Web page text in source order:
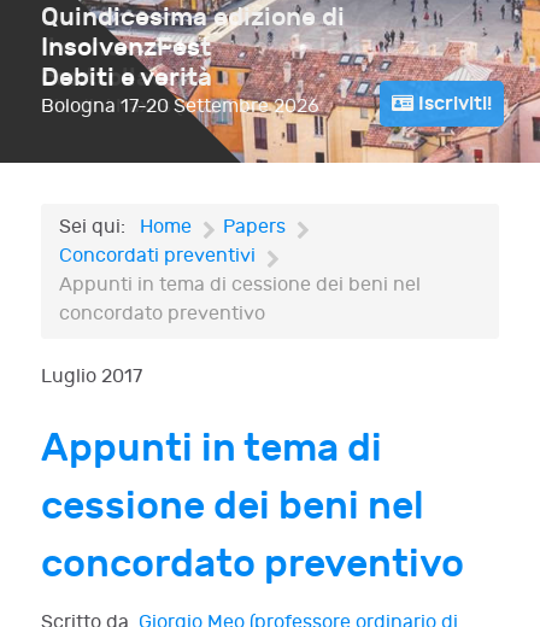
Il concordato minore e la liquidazione
controllata
Giardini Naxos (ME) 17 Aprile 2026 Iscriviti!
Quindicesima edizione di
InsolvenzFest
Debiti e verità
Bologna 17-20 Settembre 2026
Sei qui: Home
Papers
Concordati preventivi
Appunti in tema di cessione dei beni nel
concordato preventivo
Luglio 2017
Appunti in tema di
cessione dei beni nel
concordato preventivo